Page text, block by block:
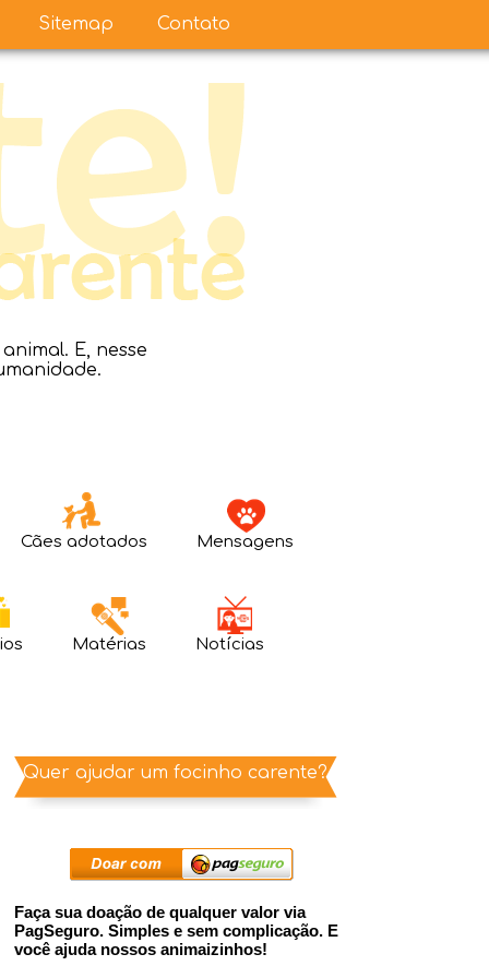
E, nesse
Cães adotados Mensagens
Matérias Notícias
Sitemap Contato
Quer ajudar um focinho carente?
Faça sua doação de qualquer valor via
PagSeguro. Simples e sem complicação. E
você ajuda nossos animaizinhos!